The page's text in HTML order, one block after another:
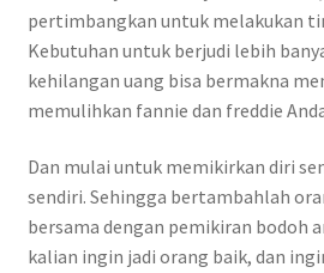
pertimbangkan untuk melakukan
Kebutuhan untuk berjudi lebih
kehilangan uang bisa bermakna
memulihkan fannie dan freddie
Dan mulai untuk memikirkan diri
sendiri. Sehingga bertambahlah
bersama dengan pemikiran bodoh
kalian ingin jadi orang baik, dan